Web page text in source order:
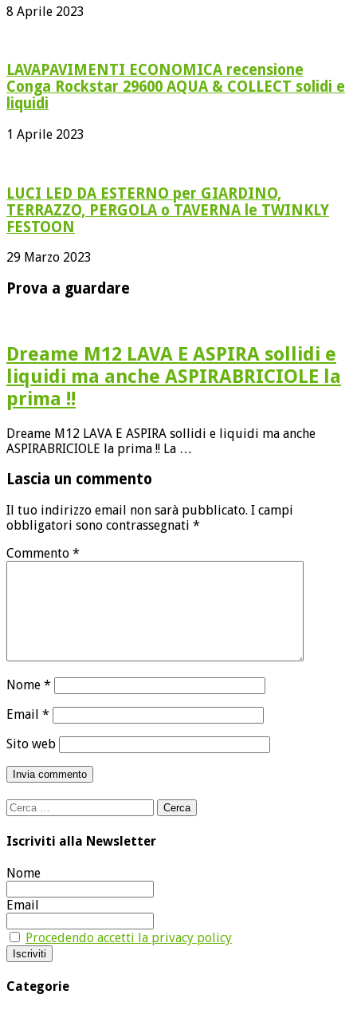
8 Aprile 2023
LAVAPAVIMENTI ECONOMICA recensione
Conga Rockstar 29600 AQUA & COLLECT solidi e
liquidi
1 Aprile 2023
LUCI LED DA ESTERNO per GIARDINO,
TERRAZZO, PERGOLA o TAVERNA le TWINKLY
FESTOON
29 Marzo 2023
Prova a guardare
Dreame M12 LAVA E ASPIRA sollidi e
liquidi ma anche ASPIRABRICIOLE la
prima !!
Dreame M12 LAVA E ASPIRA sollidi e liquidi ma anche
ASPIRABRICIOLE la prima !! La …
Lascia un commento
Il tuo indirizzo email non sarà pubblicato. I campi
obbligatori sono contrassegnati *
Commento *
Nome *
Email *
Sito web
Ricerca
Iscriviti alla Newsletter
Nome
Email
Procedendo accetti la privacy policy
Categorie